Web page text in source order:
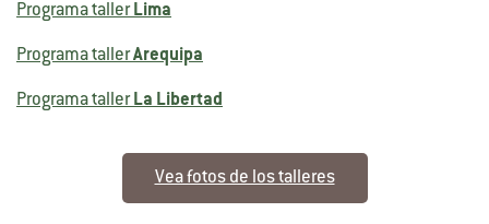
Programa taller Lima
Programa tallerArequipa
Programa taller La Libertad
Vea fotos de los talleres